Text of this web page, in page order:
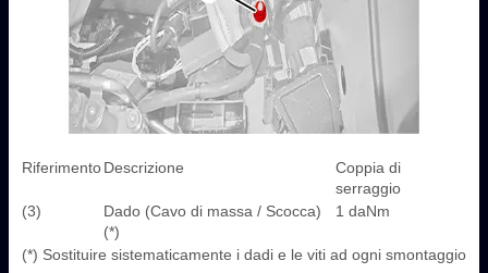
RiferimentoDescrizione
Coppia di
serraggio
(3)
Dado (Cavo di massa / Scocca)
(*)
1 daNm
(*) Sostituire sistematicamente i dadi e le viti ad ogni smontaggio